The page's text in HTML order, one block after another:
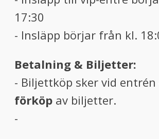
17:30
- Insläpp börjar från kl.
Betalning & Biljetter:
- Biljettköp sker vid entrén
förköp av biljetter.
-